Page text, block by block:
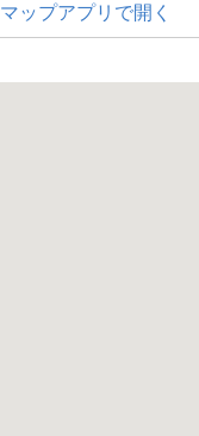
マップアプリで開く